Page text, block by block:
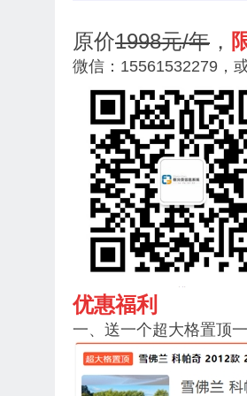
原价1998元/年 ，
微信：15561532279，
优惠福利
一、送一个超大格置顶